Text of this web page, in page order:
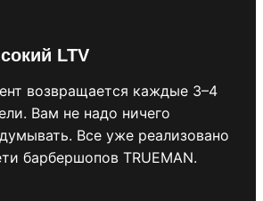
LTV
возвращается каждые 3–4
Вам не надо ничего
Все уже реализовано
барбершопов TRUEMAN.